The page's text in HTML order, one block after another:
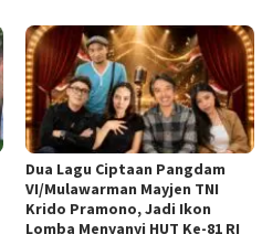
Dua Lagu Ciptaan Pangdam
VI/Mulawarman Mayjen TNI
Krido Pramono, Jadi Ikon
Lomba Menyanyi HUT Ke-81 RI